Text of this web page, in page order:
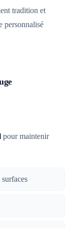
tradition et
personnalisé
pour maintenir